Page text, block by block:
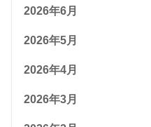
2026年6月
2026年5月
2026年4月
2026年3月